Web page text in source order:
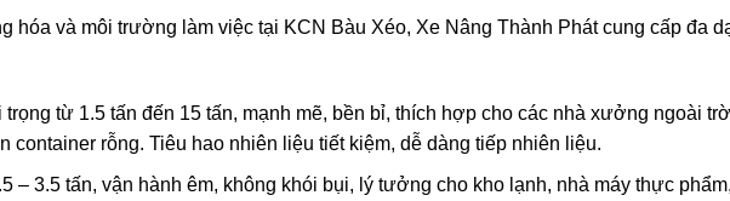
hóa và môi trường làm việc tại KCN Bàu Xéo, Xe Nâng Thành Phát cung cấp đa
trọng từ 1.5 tấn đến 15 tấn, mạnh mẽ, bền bỉ, thích hợp cho các nhà xưởng ngoài
container rỗng. Tiêu hao nhiên liệu tiết kiệm, dễ dàng tiếp nhiên liệu.
– 3.5 tấn, vận hành êm, không khói bụi, lý tưởng cho kho lạnh, nhà máy thực phẩm,